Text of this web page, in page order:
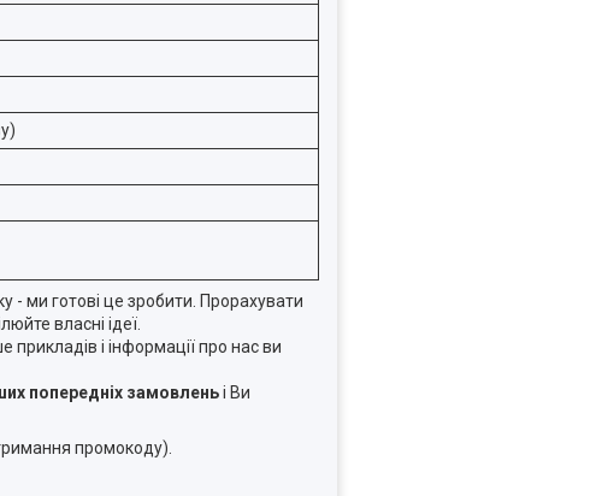
ми готові це зробити. Прорахувати
власні ідеї.
і інформації про нас ви
попередніх замовленьі Ви
промокоду).